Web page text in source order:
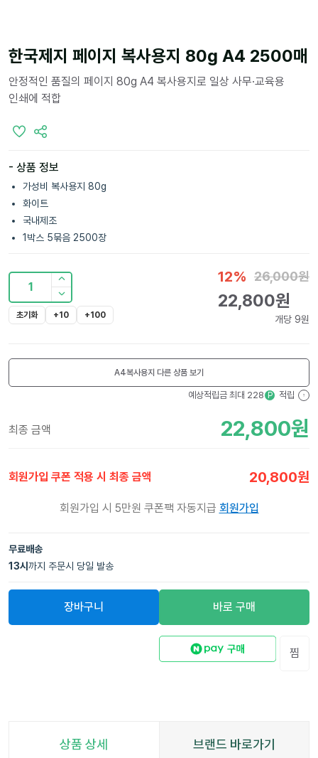
한국제지 페이지 복사용지 80g A4 2500매
안정적인 품질의 페이지 80g A4 복사용지로 일상 사무·교육용
인쇄에 적합
- 상품 정보
가성비 복사용지 80g
화이트
국내제조
1박스 5묶음 2500장
1
초기화 +10 +100
12% 26,000원
22,800원
개당 9원
A4복사용지 다른 상품 보기
예상적립금 최대 228 P 적립 ?
최종 금액 22,800원
회원가입 쿠폰 적용 시 최종 금액 20,800원
회원가입 시 5만원 쿠폰팩 자동지급 회원가입
무료배송
13시 까지 주문시 당일 발송
장바구니 바로 구매
찜
상품 상세 브랜드 바로가기